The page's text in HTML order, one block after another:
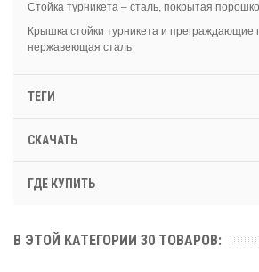
Стойка турникета – сталь, покрытая
Крышка стойки турникета и преграждающие
нержавеющая сталь
ТЕГИ
СКАЧАТЬ
ГДЕ КУПИТЬ
В ЭТОЙ КАТЕГОРИИ 30 ТОВАРОВ: